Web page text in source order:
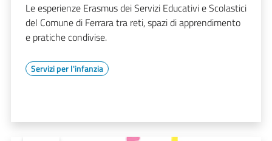
Le esperienze Erasmus dei Servizi Educativi e Scolastici
del Comune di Ferrara tra reti, spazi di apprendimento
e pratiche condivise.
Servizi per l'infanzia